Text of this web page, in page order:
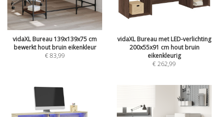
vidaXL Bureau 139x139x75 cm
bewerkt hout bruin eikenkleur
€83,99
vidaXL Bureau met LED-verlichting
200x55x91 cm hout bruin
eikenkleurig
€262,99